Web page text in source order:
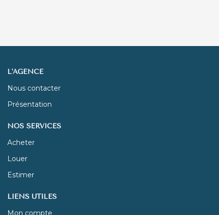
L'AGENCE
Nous contacter
Présentation
NOS SERVICES
Acheter
Louer
Estimer
LIENS UTILES
Mon compte